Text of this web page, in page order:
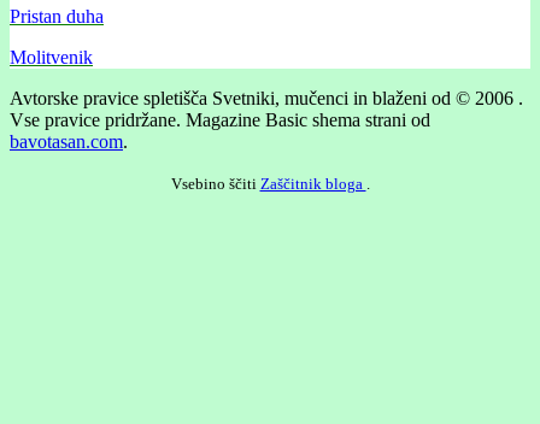
Pristan duha
Molitvenik
Avtorske pravice spletišča Svetniki, mučenci in blaženi od © 2006 .
Vse pravice pridržane. Magazine Basic shema strani od
bavotasan.com.
Vsebino ščiti Zaščitnik bloga .